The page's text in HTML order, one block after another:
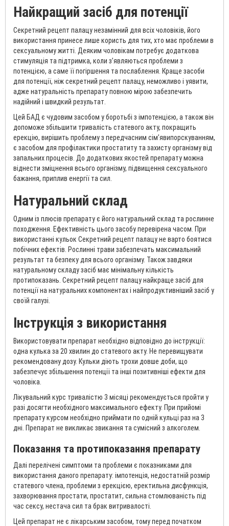
Найкращий засіб для потенції
Секретний рецепт палацу незамінний для всіх чоловіків, його
використання принесе лише користь для тих, хто має проблеми в
сексуальному житті. Деяким чоловікам потребує додаткова
стимуляція та підтримка, коли з’являються проблеми з
потенцією, а саме її погіршення та послаблення. Краще засоби
для потенції, ніж секретний рецепт палацу, неможливо і уявити,
адже натуральність препарату повною мірою забезпечить
надійний і швидкий результат.
Цей БАД є чудовим засобом у боротьбі з імпотенцією, а також він
допоможе збільшити тривалість статевого акту, покращить
ерекцію, вирішить проблему з передчасним сім’явипорскуванням,
є засобом для профілактики простатиту та захисту організму від
запальних процесів. До додаткових якостей препарату можна
віднести зміцнення всього організму, підвищення сексуального
бажання, приплив енергії та сил.
Натуральний склад
Одним із плюсів препарату є його натуральний склад та рослинне
походження. Ефективність цього засобу перевірена часом. При
використанні кульок Секретний рецепт палацу не варто боятися
побічних ефектів. Рослинні трави забезпечать максимальний
результат та безпеку для всього організму. Також завдяки
натуральному складу засіб має мінімальну кількість
протипоказань. Секретний рецепт палацу найкраще засіб для
потенції на натуральних компонентах і найпродуктивніший засіб у
своїй галузі.
Інструкція з використання
Використовувати препарат необхідно відповідно до інструкції:
одна кулька за 20 хвилин до статевого акту. Не перевищувати
рекомендовану дозу. Кульки діють трохи довше доби, що
забезпечує збільшення потенції та інші позитивніші ефекти для
чоловіка.
Лікувальний курс тривалістю 3 місяці рекомендується пройти у
разі досягти необхідного максимального ефекту. При прийомі
препарату курсом необхідно приймати по одній кульці раз на 3
дні. Препарат не викликає звикання та сумісний з алкоголем.
Показання та протипоказання препарату
Далі перелічені симптоми та проблеми є показниками для
використання даного препарату: імпотенція, недостатній розмір
статевого члена, проблеми з ерекцією, еректильна дисфункція,
захворювання простати, простатит, сильна стомлюваність під
час сексу, нестача сил та брак витривалості.
Цей препарат не є лікарським засобом, тому перед початком